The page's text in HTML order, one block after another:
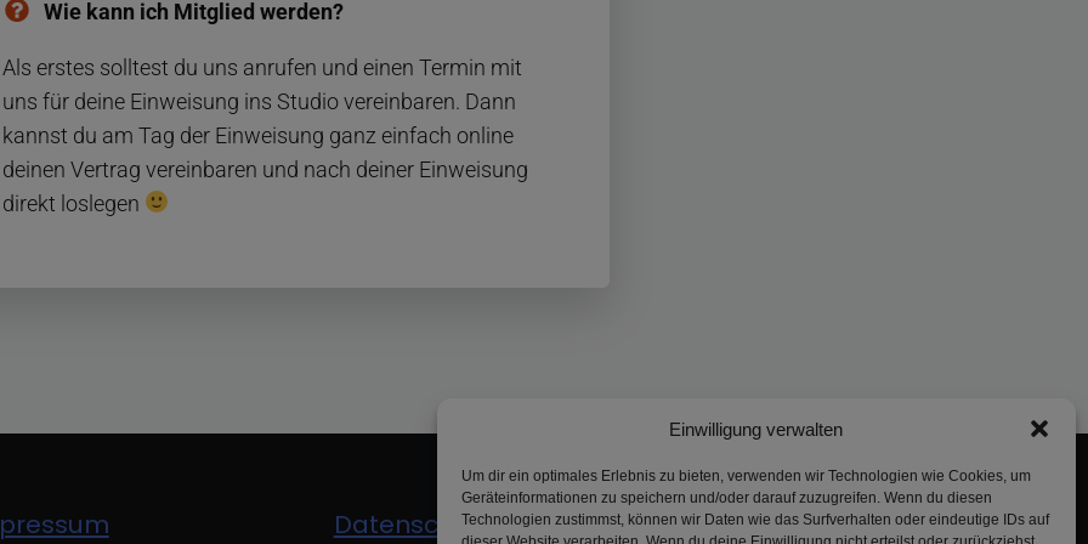
Einwilligung verwalten
Um dir ein optimales Erlebnis zu bieten, verwenden wir Technologien wie Cookies, um
Geräteinformationen zu speichern und/oder darauf zuzugreifen. Wenn du diesen
Technologien zustimmst, können wir Daten wie das Surfverhalten oder eindeutige IDs auf
Wie kann ich Mitglied werden?
Als erstes solltest du uns anrufen und einen Termin mit
uns für deine Einweisung ins Studio vereinbaren. Dann
kannst du am Tag der Einweisung ganz einfach online
deinen Vertrag vereinbaren und nach deiner Einweisung
direkt loslegen
Datenschutz